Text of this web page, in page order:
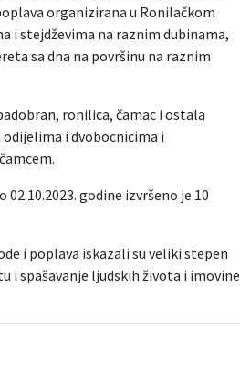
organizirana u Ronilačkom
i stejdževima na raznim dubinama,
sa dna na površinu na raznim
ronilica, čamac i ostala
i dvobocnicima i
02.10.2023. godine izvršeno je 10
i poplava iskazali su veliki stepen
i spašavanje ljudskih života i imovine